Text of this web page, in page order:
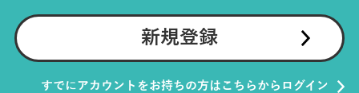
新規登録
すでにアカウントをお持ちの方はこちらからログイン